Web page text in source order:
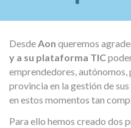
DesdeAon queremos
y a su plataforma TIC
emprendedores, autónomos,
provincia en la gestión de
en estos momentos tan
Para ello hemos creado dos